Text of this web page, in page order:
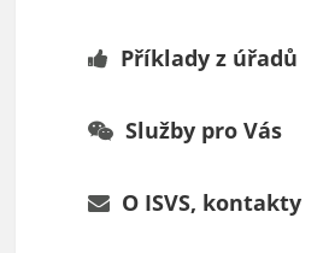
Příklady z úřadů
Služby pro Vás
O ISVS, kontakty